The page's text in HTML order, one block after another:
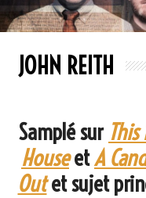
JOHN REITH
Samplé sur
HouseetA
Outet sujet